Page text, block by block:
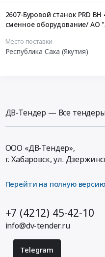
2607-Буровой станок PRD
сменное оборудование/ АО
Место поставки
Республика Саха (Якутия)
ДВ-Тендер — Все
ООО «ДВ-Тендер»,
г. Хабаровск,ул.
Перейти на полную
+7 (4212) 45-42-10
info@dv-tender.ru
Telegram